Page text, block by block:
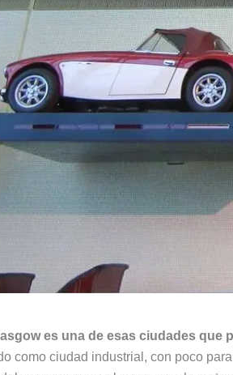
es una de esas ciudades que
como ciudad industrial, con poco